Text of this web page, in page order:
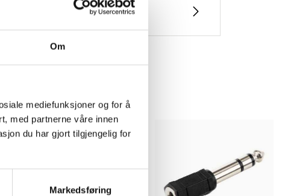
Om
mediefunksjoner og for å
med partnerne våre innen
du har gjort tilgjengelig for
Markedsføring